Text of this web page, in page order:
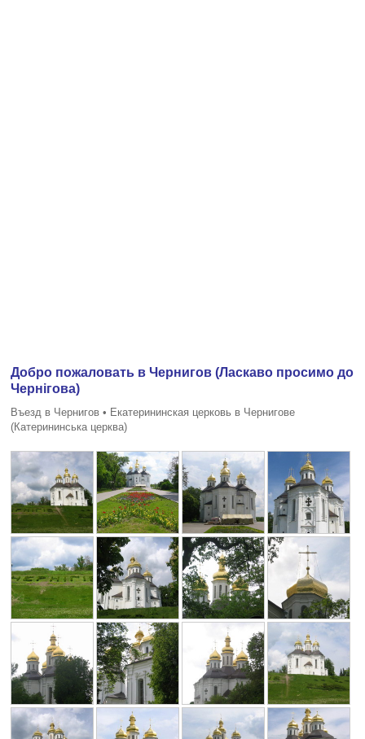
Добро пожаловать в Чернигов (Ласкаво просимо до
Чернiгова)
Въезд в Чернигов • Екатерининская церковь в Чернигове
(Катерининська церква)